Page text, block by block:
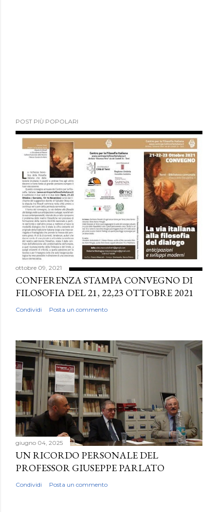
POST PIÙ POPOLARI
ottobre 09, 2021
CONFERENZA STAMPA CONVEGNO DI
FILOSOFIA DEL 21, 22,23 OTTOBRE 2021
Condividi Posta un commento
giugno 04, 2025
UN RICORDO PERSONALE DEL
PROFESSOR GIUSEPPE PARLATO
Condividi Posta un commento